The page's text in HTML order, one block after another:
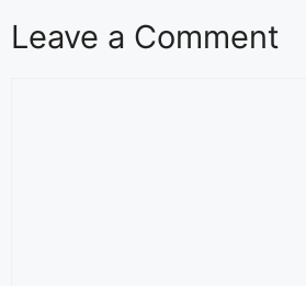
Leave a Comment